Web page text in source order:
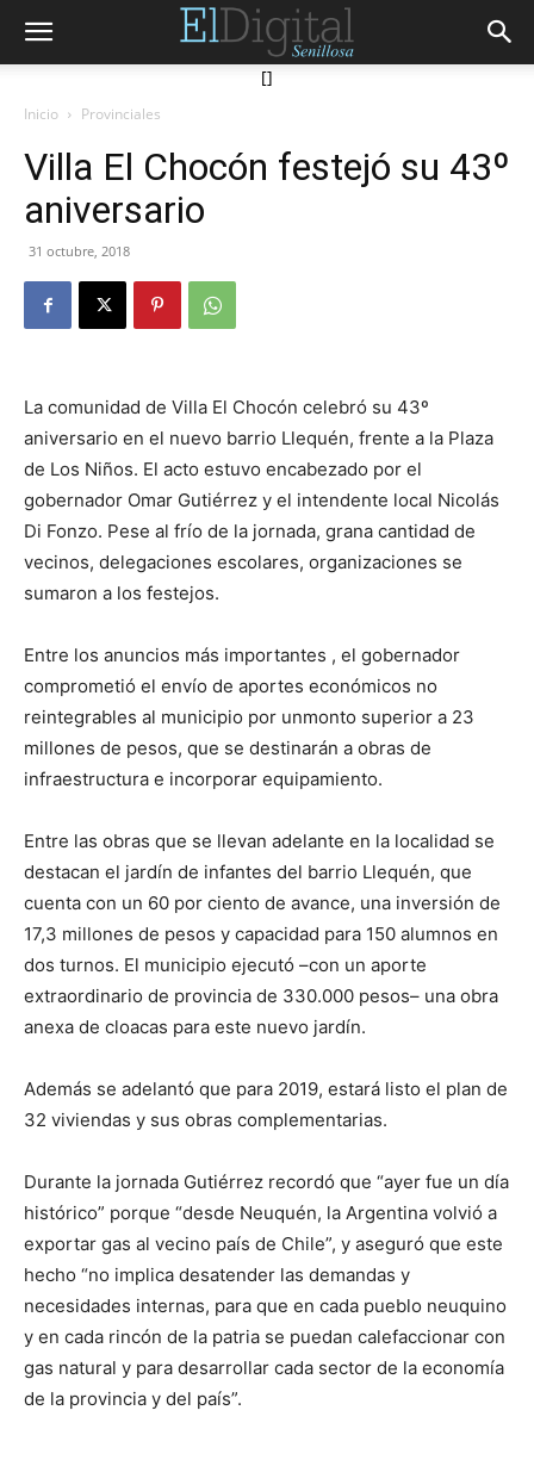
[]
Inicio Provinciales
Villa El Chocón festejó su 43º
aniversario
31 octubre, 2018
La comunidad de Villa El Chocón celebró su 43º
aniversario en el nuevo barrio Llequén, frente a la Plaza
de Los Niños. El acto estuvo encabezado por el
gobernador Omar Gutiérrez y el intendente local Nicolás
Di Fonzo. Pese al frío de la jornada, grana cantidad de
vecinos, delegaciones escolares, organizaciones se
sumaron a los festejos.
Entre los anuncios más importantes , el gobernador
comprometió el envío de aportes económicos no
reintegrables al municipio por unmonto superior a 23
millones de pesos, que se destinarán a obras de
infraestructura e incorporar equipamiento.
Entre las obras que se llevan adelante en la localidad se
destacan el jardín de infantes del barrio Llequén, que
cuenta con un 60 por ciento de avance, una inversión de
17,3 millones de pesos y capacidad para 150 alumnos en
dos turnos. El municipio ejecutó –con un aporte
extraordinario de provincia de 330.000 pesos– una obra
anexa de cloacas para este nuevo jardín.
Además se adelantó que para 2019, estará listo el plan de
32 viviendas y sus obras complementarias.
Durante la jornada Gutiérrez recordó que “ayer fue un día
histórico” porque “desde Neuquén, la Argentina volvió a
exportar gas al vecino país de Chile”, y aseguró que este
hecho “no implica desatender las demandas y
necesidades internas, para que en cada pueblo neuquino
y en cada rincón de la patria se puedan calefaccionar con
gas natural y para desarrollar cada sector de la economía
de la provincia y del país”.